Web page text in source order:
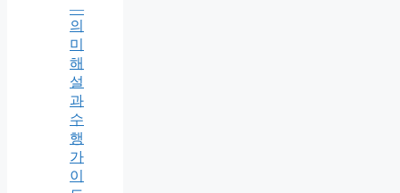
—
의
미
해
설
과
수
행
가
이